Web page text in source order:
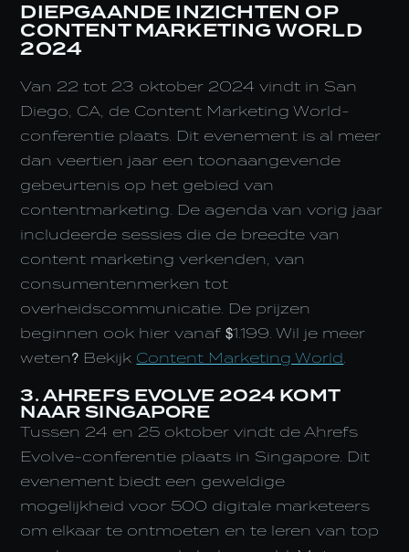
DIEPGAANDE INZICHTEN OP
CONTENT MARKETING WORLD
2024
Van 22 tot 23 oktober 2024 vindt in San
Diego, CA, de Content Marketing World-
conferentie plaats. Dit evenement is al meer
dan veertien jaar een toonaangevende
gebeurtenis op het gebied van
contentmarketing. De agenda van vorig jaar
includeerde sessies die de breedte van
content marketing verkenden, van
consumentenmerken tot
overheidscommunicatie. De prijzen
beginnen ook hier vanaf $1.199. Wil je meer
weten? Bekijk Content Marketing World.
3. AHREFS EVOLVE 2024 KOMT
NAAR SINGAPORE
Tussen 24 en 25 oktober vindt de Ahrefs
Evolve-conferentie plaats in Singapore. Dit
evenement biedt een geweldige
mogelijkheid voor 500 digitale marketeers
om elkaar te ontmoeten en te leren van top